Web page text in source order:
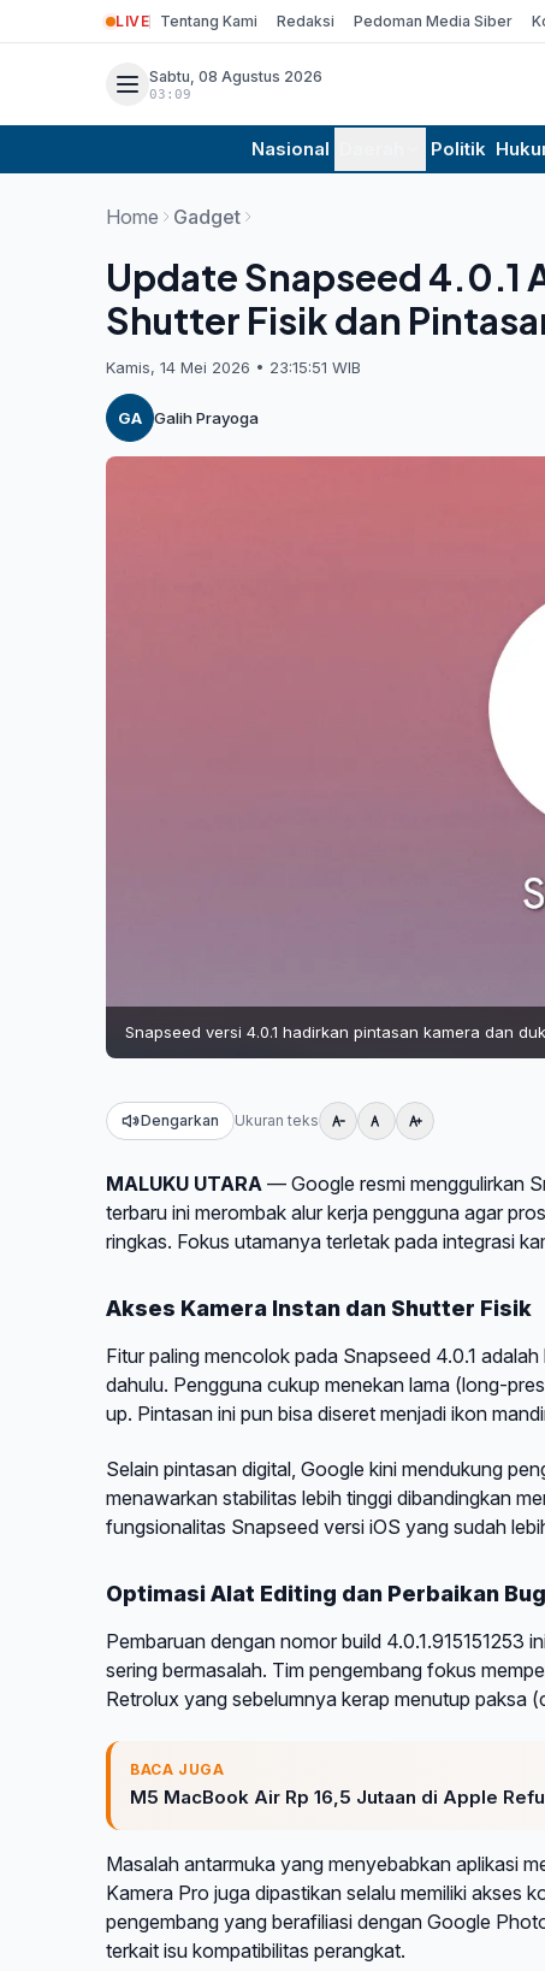
LIVE Tentang Kami Redaksi Pedoman Media Siber
Sabtu, 08 Agustus 2026
03:09
Nasional Politik
Home Gadget
Update Snapseed 4.0.1
Shutter Fisik dan
Kamis, 14 Mei 2026 • 23:15:51 WIB
GA Galih Prayoga
Snapseed versi 4.0.1 hadirkan pintasan kamera dan
Dengarkan Ukuran teks
MALUKU UTARA — Google resmi menggulirkan
terbaru ini merombak alur kerja pengguna agar
ringkas. Fokus utamanya terletak pada integrasi
Akses Kamera Instan dan Shutter Fisik
Fitur paling mencolok pada Snapseed 4.0.1
dahulu. Pengguna cukup menekan lama (long-
up. Pintasan ini pun bisa diseret menjadi ikon
Selain pintasan digital, Google kini mendukung
menawarkan stabilitas lebih tinggi dibandingkan
fungsionalitas Snapseed versi iOS yang sudah
Optimasi Alat Editing dan Perbaikan Bug
Pembaruan dengan nomor build 4.0.1.915151253
sering bermasalah. Tim pengembang fokus
Retrolux yang sebelumnya kerap menutup paksa
BACA JUGA
M5 MacBook Air Rp 16,5 Jutaan di Apple
Masalah antarmuka yang menyebabkan aplikasi
Kamera Pro juga dipastikan selalu memiliki akses
pengembang yang berafiliasi dengan Google
terkait isu kompatibilitas perangkat.